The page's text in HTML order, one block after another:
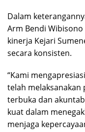
Dalam
Arm Bendi
kinerja Kejari
secara konsisten.
“Kami
telah melaksanakan
terbuka dan
kuat dalam
menjaga